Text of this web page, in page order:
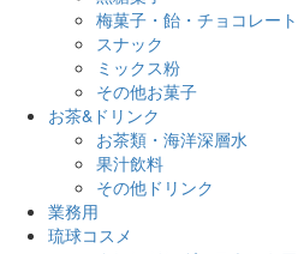
梅菓子・飴・チョコレート
スナック
ミックス粉
その他お菓子
お茶&ドリンク
お茶類・海洋深層水
果汁飲料
その他ドリンク
業務用
琉球コスメ